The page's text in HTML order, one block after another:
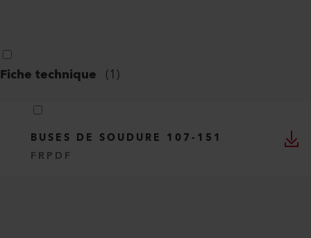
Fiche technique (1)
BUSES DE SOUDURE 107-151
FR PDF